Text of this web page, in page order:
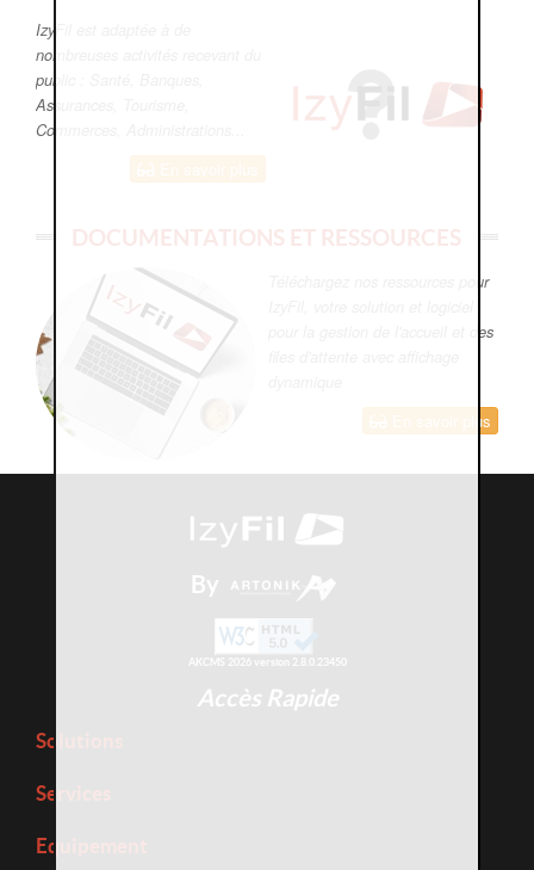
IzyFil est adaptée à de
nombreuses activités recevant du
public : Santé, Banques,
Assurances, Tourisme,
Commerces, Administrations...
DOCUMENTATIONS ET RESSOURCES
Téléchargez nos ressources pour
pour la gestion de l'accueil et des
En savoir plus
By
AKCMS 2026 version 2.8.0.23450
Accès Rapide
Solutions
Services
Equipement